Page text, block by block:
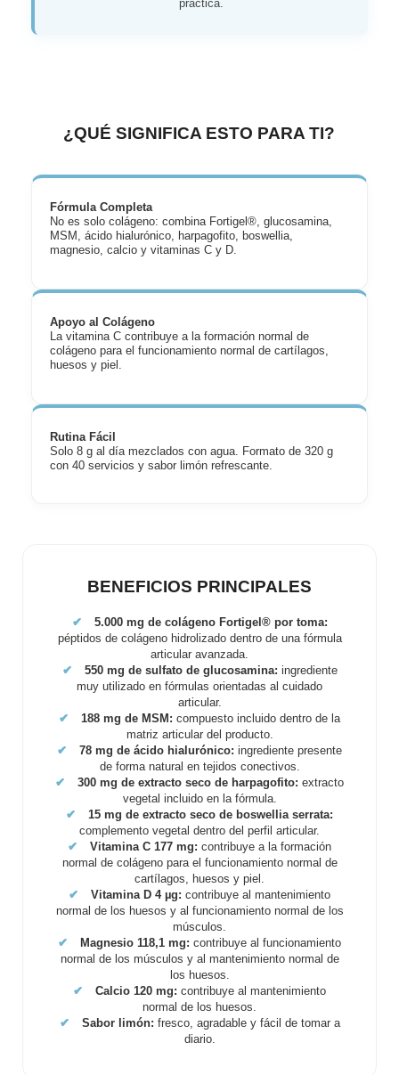
práctica.
¿QUÉ SIGNIFICA ESTO PARA TI?
Fórmula Completa
No es solo colágeno: combina Fortigel®, glucosamina,
MSM, ácido hialurónico, harpagofito, boswellia,
magnesio, calcio y vitaminas C y D.
Apoyo al Colágeno
La vitamina C contribuye a la formación normal de
colágeno para el funcionamiento normal de cartílagos,
huesos y piel.
Rutina Fácil
Solo 8 g al día mezclados con agua. Formato de 320 g
con 40 servicios y sabor limón refrescante.
BENEFICIOS PRINCIPALES
✔
5.000 mg de colágeno Fortigel® por toma:
péptidos de colágeno hidrolizado dentro de una fórmula
articular avanzada.
✔ 550 mg de sulfato de glucosamina: ingrediente
muy utilizado en fórmulas orientadas al cuidado
articular.
✔ 188 mg de MSM: compuesto incluido dentro de la
matriz articular del producto.
✔ 78 mg de ácido hialurónico: ingrediente presente
de forma natural en tejidos conectivos.
✔ 300 mg de extracto seco de harpagofito: extracto
vegetal incluido en la fórmula.
✔
15 mg de extracto seco de boswellia serrata:
complemento vegetal dentro del perfil articular.
✔ Vitamina C 177 mg: contribuye a la formación
normal de colágeno para el funcionamiento normal de
cartílagos, huesos y piel.
✔ Vitamina D 4 µg: contribuye al mantenimiento
normal de los huesos y al funcionamiento normal de los
músculos.
✔ Magnesio 118,1 mg: contribuye al funcionamiento
normal de los músculos y al mantenimiento normal de
los huesos.
✔ Calcio 120 mg: contribuye al mantenimiento
normal de los huesos.
✔ Sabor limón: fresco, agradable y fácil de tomar a
diario.